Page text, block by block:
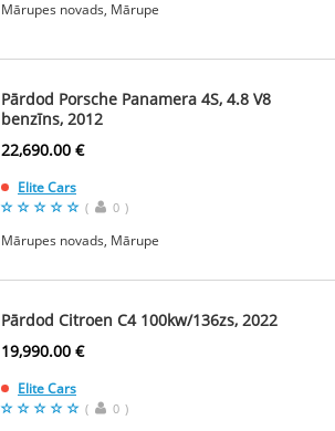
Mārupes novads, Mārupe
Pārdod Porsche Panamera 4S, 4.8 V8
benzīns, 2012
22,690.00 €
Elite Cars
( 0 )
Mārupes novads, Mārupe
Pārdod Citroen C4 100kw/136zs, 2022
19,990.00 €
Elite Cars
( 0 )